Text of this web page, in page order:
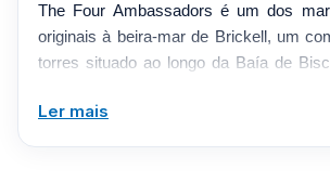
The Four Ambassadors é um dos
originais à beira-mar de Brickell, um
torres situado ao longo da Baía de
Torre III da comunidade, que foi
Ler mais